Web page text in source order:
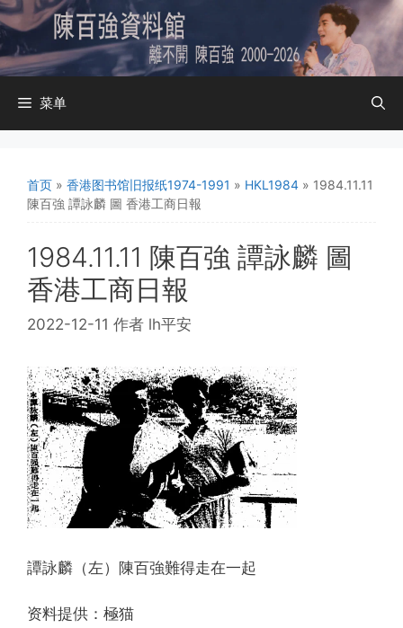
跳
至
内
容
菜单
首页 » 香港图书馆旧报纸1974-1991 » HKL1984 » 1984.11.11
陳百強 譚詠麟 圖 香港工商日報
1984.11.11 陳百強 譚詠麟 圖
香港工商日報
2022-12-11 作者 lh平安
譚詠麟（左）陳百強難得走在一起
资料提供：極猫